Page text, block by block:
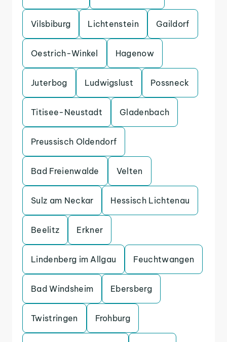
Vilsbiburg Lichtenstein Gaildorf
Oestrich-Winkel Hagenow
Juterbog Ludwigslust Possneck
Titisee-Neustadt Gladenbach
Preussisch Oldendorf
Bad Freienwalde Velten
Sulz am Neckar Hessisch Lichtenau
Beelitz Erkner
Lindenberg im Allgau Feuchtwangen
Bad Windsheim Ebersberg
Twistringen Frohburg